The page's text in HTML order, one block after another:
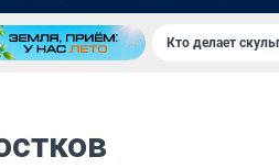
Кто делает